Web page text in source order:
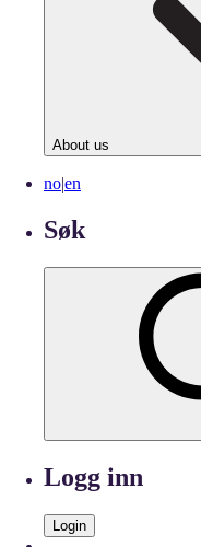
About us
no|en
Søk
Logg inn
Login